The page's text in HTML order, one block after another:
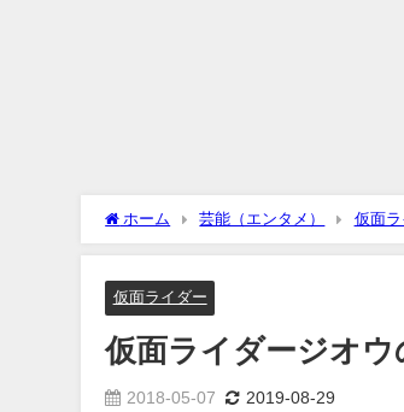
ホーム 芸能（エンタメ） 仮面
仮面ライダー
仮面ライダージオウ
2018-05-07 2019-08-29